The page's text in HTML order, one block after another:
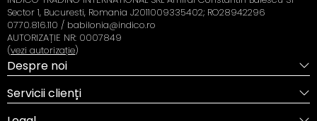
Sector 1, Bucuresti, Romania J2011009335402; RO28942296
0770.816.110 / babilonia@indico.ro
AUTORIZAȚIE NR: 0007849
(vezi autorizație)
Despre noi
Servicii clienți